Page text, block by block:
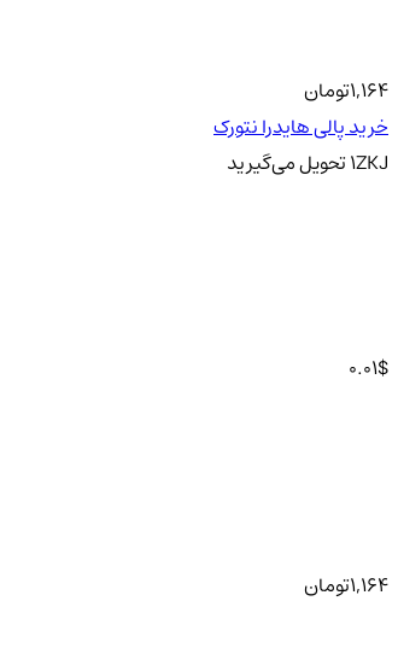
1,164تومان
خرید پالی هایدرا نتورک
1ZKJ تحویلمی‌گیرید
0.01$
1,164تومان